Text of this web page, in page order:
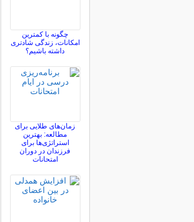
چگونه با کمترین
امکانات، زندگی شادتری
داشته باشیم؟
زمان‌های طلایی برای
مطالعه: بهترین
استراتژی‌ها برای
فرزندان در دوران
امتحانات